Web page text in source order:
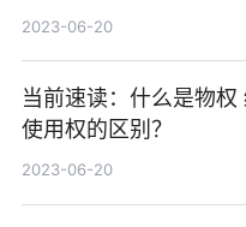
2023-06-20
当前速读：什么是物权
使用权的区别？
2023-06-20